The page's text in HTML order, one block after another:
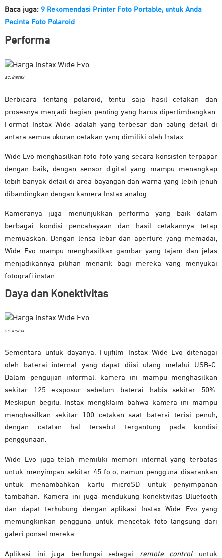
Baca juga: 9 Rekomendasi Printer Foto Portable, untuk Anda
Pecinta Foto Polaroid
Performa
sc: instax
Berbicara tentang polaroid, tentu saja hasil cetakan dan
prosesnya menjadi bagian penting yang harus dipertimbangkan.
Format Instax Wide adalah yang terbesar dan paling detail di
antara semua ukuran cetakan yang dimiliki oleh Instax.
Wide Evo menghasilkan foto-foto yang secara konsisten terpapar
dengan baik, dengan sensor digital yang mampu menangkap
lebih banyak detail di area bayangan dan warna yang lebih jenuh
dibandingkan dengan kamera Instax analog.
Kameranya juga menunjukkan performa yang baik dalam
berbagai kondisi pencahayaan dan hasil cetakannya tetap
memuaskan. Dengan lensa lebar dan aperture yang memadai,
Wide Evo mampu menghasilkan gambar yang tajam dan jelas
menjadikannya pilihan menarik bagi mereka yang menyukai
fotografi instan.
Daya dan Konektivitas
sc: instax
Sementara untuk dayanya, Fujifilm Instax Wide Evo ditenagai
oleh baterai internal yang dapat diisi ulang melalui USB-C.
Dalam pengujian informal, kamera ini mampu menghasilkan
sekitar 125 eksposur sebelum baterai habis sekitar 50%.
Meskipun begitu, Instax mengklaim bahwa kamera ini mampu
menghasilkan sekitar 100 cetakan saat baterai terisi penuh,
dengan catatan hal tersebut tergantung pada kondisi
penggunaan.
Wide Evo juga telah memiliki memori internal yang terbatas
untuk menyimpan sekitar 45 foto, namun pengguna disarankan
untuk menambahkan kartu microSD untuk penyimpanan
tambahan. Kamera ini juga mendukung konektivitas Bluetooth
dan dapat terhubung dengan aplikasi Instax Wide Evo yang
memungkinkan pengguna untuk mencetak foto langsung dari
galeri ponsel mereka.
Aplikasi ini juga berfungsi sebagai remote controluntuk